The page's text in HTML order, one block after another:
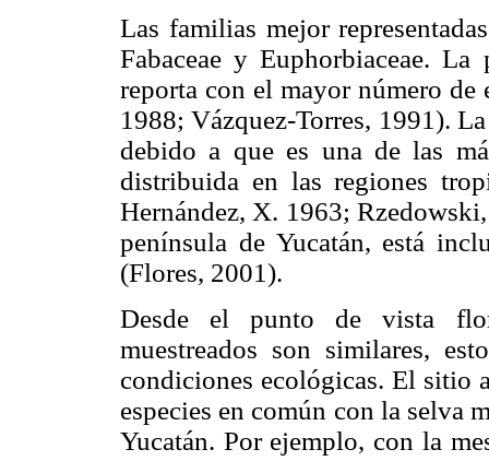
Las familias mejor
Fabaceae y Euphorbiaceae.
reporta con el mayor número
1988; Vázquez-Torres, 1991).
debido a que es una de las
distribuida en las regiones
Hernández, X. 1963;
península de Yucatán, está
(Flores, 2001).
Desde el punto de vista
muestreados son similares,
condiciones ecológicas. El sitio
especies en común con la selva
Yucatán. Por ejemplo, con la